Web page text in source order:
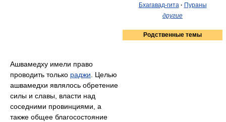
Бхагавад-гита· Пураны
другие
Родственные темы
Ашвамедху имели право
проводить только раджи. Целью
ашвамедхи являлось обретение
силы и славы, власти над
соседними провинциями, а
также общее благосостояние